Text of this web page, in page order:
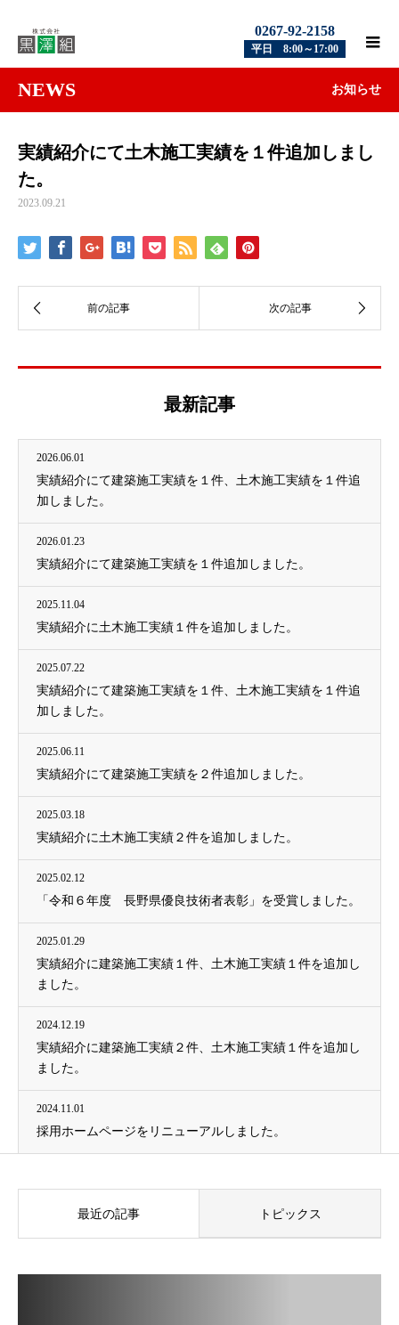
0267-92-2158
平日 8:00～17:00
NEWS お知らせ
実績紹介にて土木施工実績を１件追加しまし
た。
2023.09.21
最新記事
2026.06.01
実績紹介にて建築施工実績を１件、土木施工実績を１件追
加しました。
2026.01.23
実績紹介にて建築施工実績を１件追加しました。
2025.11.04
実績紹介に土木施工実績１件を追加しました。
2025.07.22
実績紹介にて建築施工実績を１件、土木施工実績を１件追
加しました。
2025.06.11
実績紹介にて建築施工実績を２件追加しました。
2025.03.18
実績紹介に土木施工実績２件を追加しました。
2025.02.12
「令和６年度 長野県優良技術者表彰」を受賞しました。
2025.01.29
実績紹介に建築施工実績１件、土木施工実績１件を追加し
ました。
2024.12.19
実績紹介に建築施工実績２件、土木施工実績１件を追加し
ました。
2024.11.01
採用ホームページをリニューアルしました。
最近の記事 トピックス